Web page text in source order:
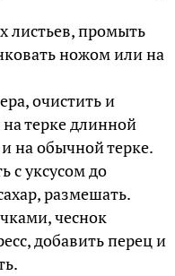
листьев, промыть
ножом или на
очистить и
терке длинной
на обычной терке.
с уксусом до
размешать.
чеснок
добавить перец и